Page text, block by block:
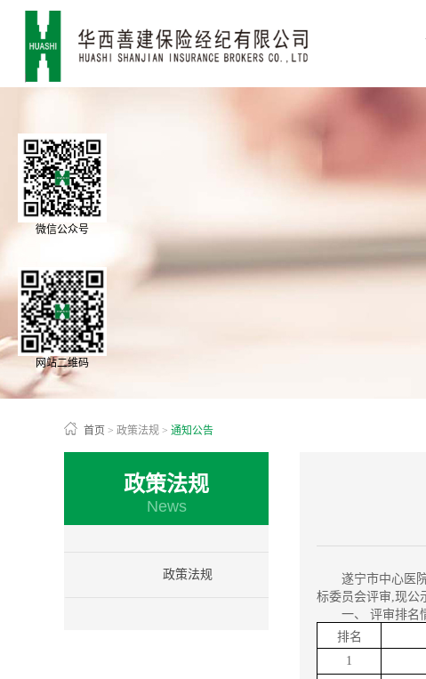
首页 > 政策法规 > 通知公告
政策法规
News
政策法规 遂宁市中心医
标委员会评审,现公
一、 评审排名
排名
1
网站二维码
微信公众号